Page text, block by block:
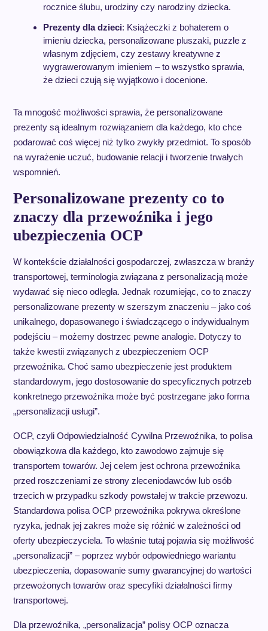
rocznice ślubu, urodziny czy narodziny dziecka.
Prezenty dla dzieci: Książeczki z bohaterem o
imieniu dziecka, personalizowane pluszaki, puzzle z
własnym zdjęciem, czy zestawy kreatywne z
wygrawerowanym imieniem – to wszystko sprawia,
że dzieci czują się wyjątkowo i docenione.
Ta mnogość możliwości sprawia, że personalizowane
prezenty są idealnym rozwiązaniem dla każdego, kto chce
podarować coś więcej niż tylko zwykły przedmiot. To sposób
na wyrażenie uczuć, budowanie relacji i tworzenie trwałych
wspomnień.
Personalizowane prezenty co to
znaczy dla przewoźnika i jego
ubezpieczenia OCP
W kontekście działalności gospodarczej, zwłaszcza w branży
transportowej, terminologia związana z personalizacją może
wydawać się nieco odległa. Jednak rozumiejąc, co to znaczy
personalizowane prezenty w szerszym znaczeniu – jako coś
unikalnego, dopasowanego i świadczącego o indywidualnym
podejściu – możemy dostrzec pewne analogie. Dotyczy to
także kwestii związanych z ubezpieczeniem OCP
przewoźnika. Choć samo ubezpieczenie jest produktem
standardowym, jego dostosowanie do specyficznych potrzeb
konkretnego przewoźnika może być postrzegane jako forma
„personalizacji usługi”.
OCP, czyli Odpowiedzialność Cywilna Przewoźnika, to polisa
obowiązkowa dla każdego, kto zawodowo zajmuje się
transportem towarów. Jej celem jest ochrona przewoźnika
przed roszczeniami ze strony zleceniodawców lub osób
trzecich w przypadku szkody powstałej w trakcie przewozu.
Standardowa polisa OCP przewoźnika pokrywa określone
ryzyka, jednak jej zakres może się różnić w zależności od
oferty ubezpieczyciela. To właśnie tutaj pojawia się możliwość
„personalizacji” – poprzez wybór odpowiedniego wariantu
ubezpieczenia, dopasowanie sumy gwarancyjnej do wartości
przewożonych towarów oraz specyfiki działalności firmy
transportowej.
Dla przewoźnika, „personalizacja” polisy OCP oznacza